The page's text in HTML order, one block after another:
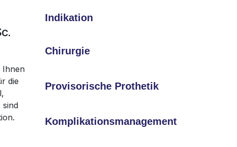
Ihnen
die
sind
Indikation
Chirurgie
Provisorische Prothetik
Komplikationsmanagement